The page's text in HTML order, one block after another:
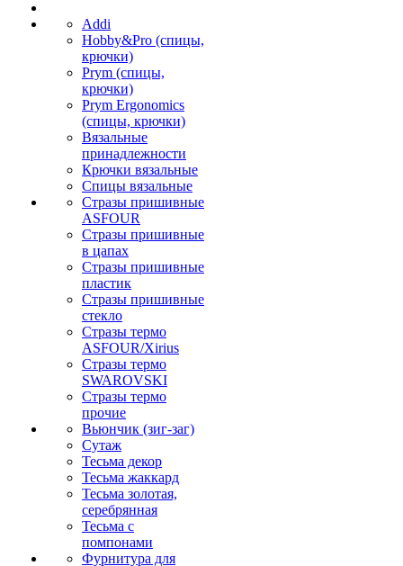
Addi
Hobby&Pro (спицы,
крючки)
Prym (спицы,
крючки)
Prym Ergonomics
(спицы, крючки)
Вязальные
принадлежности
Крючки вязальные
Спицы вязальные
Стразы пришивные
ASFOUR
Стразы пришивные
в цапах
Стразы пришивные
пластик
Стразы пришивные
стекло
Стразы термо
ASFOUR/Xirius
Стразы термо
SWAROVSKI
Стразы термо
прочие
Вьюнчик (зиг-заг)
Сутаж
Тесьма декор
Тесьма жаккард
Тесьма золотая,
серебрянная
Тесьма с
помпонами
Фурнитура для